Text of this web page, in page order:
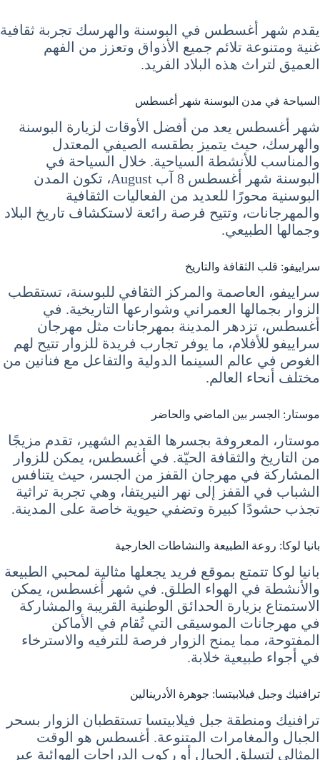
يقدم شهر أغسطس في البوسنة والهرسك تجربة ثقافية
غنية ومتنوعة تلائم جميع الأذواق وتعزز من الفهم
العميق لتراث هذه البلاد الفريد.
السياحة في مدن البوسنة شهر أغسطس
شهر أغسطس يعد من أفضل الأوقات لزيارة البوسنة
والهرسك، حيث يتميز بطقسه الصيفي المعتدل
والمناسب للأنشطة السياحية. خلال السياحة في
البوسنة شهر أغسطس 8 آب August، تكون المدن
البوسنية محورًا للعديد من الفعاليات الثقافية
والمهرجانات، وتتيح فرصة رائعة لاستكشاف تاريخ البلاد
وجمالها الطبيعي.
سراييفو: قلب الثقافة والتاريخ
سراييفو، العاصمة والمركز الثقافي للبوسنة، تستقطب
الزوار بجمالها العمراني وشوارعها التاريخية. في
أغسطس، تزدهر المدينة بمهرجانات مثل مهرجان
سراييفو للأفلام، ما يوفر تجارب فريدة للزوار تتيح لهم
الغوص في عالم السينما الدولية والتفاعل مع فنانين من
مختلف أنحاء العالم.
موستار: الجسر بين الماضي والحاضر
موستار، المعروفة بجسرها القديم الشهير، تقدم مزيجًا
من التاريخ والثقافة الحيّة. في أغسطس، يمكن للزوار
المشاركة في مهرجان القفز من الجسر، حيث يتنافس
الشباب في القفز إلى نهر النيريتفا، وهي تجربة تراثية
تجذب حشودًا كبيرة وتضفي حيوية خاصة على المدينة.
بانيا لوكا: روعة الطبيعة والنشاطات الخارجية
بانيا لوكا تتمتع بموقع فريد يجعلها مثالية لمحبي الطبيعة
والأنشطة في الهواء الطلق. في شهر أغسطس، يمكن
الاستمتاع بزيارة الحدائق الوطنية القريبة والمشاركة
في مهرجانات الموسيقى التي تُقام في الأماكن
المفتوحة، مما يمنح الزوار فرصة للترفيه والاسترخاء
في أجواء طبيعية خلابة.
ترافنيك وجبل فيلابيتسا: جوهرة الأدرينالين
ترافنيك ومنطقة جبل فيلابيتسا تستقطبان الزوار بسحر
الجبال والمغامرات المتنوعة. أغسطس هو الوقت
المثالي لتسلق الجبال أو ركوب الدراجات الهوائية عبر